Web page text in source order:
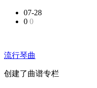
07-28
0 0
流行琴曲
创建了曲谱专栏